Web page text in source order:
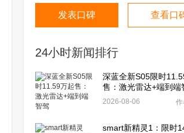
发表口碑 查看口
24小时新闻排行
深蓝全新S05限时
售：激光雷达+端到端
2026-08-06
smart新精灵1：限时